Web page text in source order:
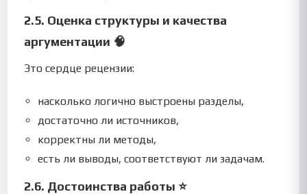
2.5. Оценка структуры и качества
аргументации 🧠
Это сердце рецензии:
насколько логично выстроены разделы,
достаточно ли источников,
корректны ли методы,
есть ли выводы, соответствуют ли задачам.
2.6. Достоинства работы ⭐